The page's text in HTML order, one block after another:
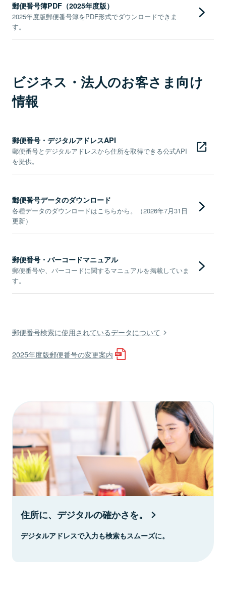
郵便番号簿PDF（2025年度版）
2025年度版郵便番号簿をPDF形式でダウンロードできま
す。
ビジネス・法人のお客さま向け
情報
郵便番号・デジタルアドレスAPI
郵便番号とデジタルアドレスから住所を取得できる公式API
を提供。
郵便番号データのダウンロード
各種データのダウンロードはこちらから。（2026年7月31日
更新）
郵便番号・バーコードマニュアル
郵便番号や、バーコードに関するマニュアルを掲載していま
す。
郵便番号検索に使用されているデータについて
2025年度版郵便番号の変更案内
住所に、デジタルの確かさを。
デジタルアドレスで入力も検索もスムーズに。